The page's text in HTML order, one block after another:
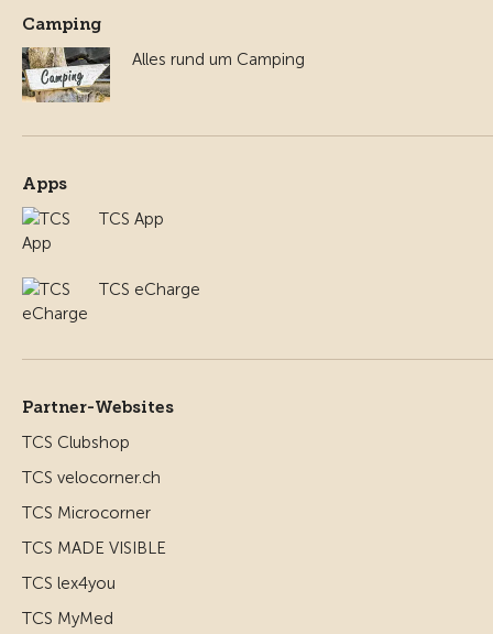
Camping
Alles rund um Camping
Apps
TCS App
TCS eCharge
Partner-Websites
TCS Clubshop
TCS velocorner.ch
TCS Microcorner
TCS MADE VISIBLE
TCS lex4you
TCS MyMed